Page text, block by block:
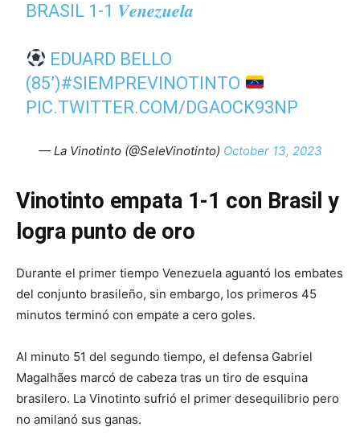
BRASIL 1-1 𝑽𝒆𝒏𝒆𝒛𝒖𝒆𝒍𝒂
EDUARD BELLO
(85’)#SIEMPREVINOTINTO
PIC.TWITTER.COM/DGAOCK93NP
— La Vinotinto (@SeleVinotinto) October 13, 2023
Vinotinto empata 1-1 con Brasil y
logra punto de oro
Durante el primer tiempo Venezuela aguantó los embates
del conjunto brasileño, sin embargo, los primeros 45
minutos terminó con empate a cero goles.
Al minuto 51 del segundo tiempo, el defensa Gabriel
Magalhães marcó de cabeza tras un tiro de esquina
brasilero. La Vinotinto sufrió el primer desequilibrio pero
no amilanó sus ganas.